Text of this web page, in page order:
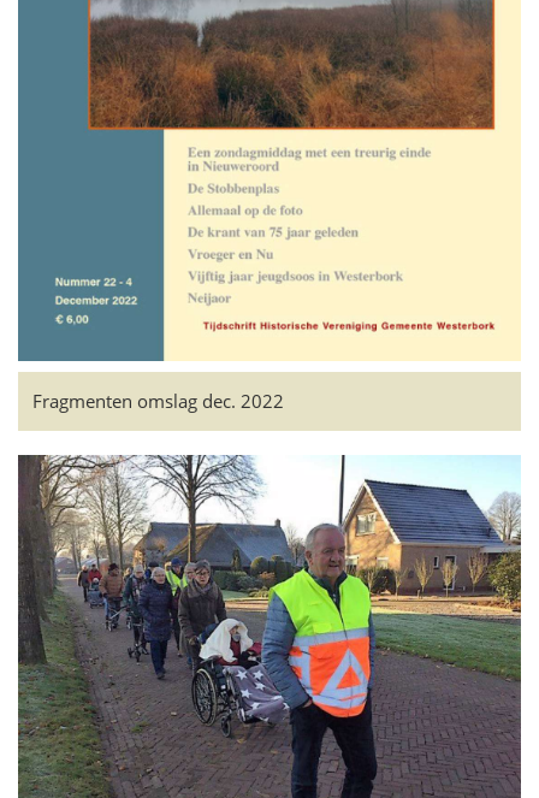
Fragmenten omslag dec. 2022